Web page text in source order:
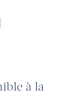
à la